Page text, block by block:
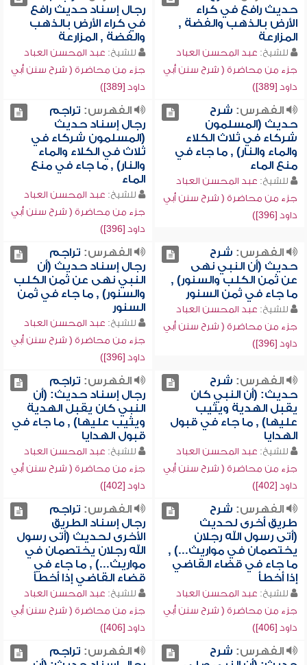
حديث رافع في كراء
الأرض بالذهب والفضة ,
المزارعة
للشيخ: عبد المحسن العباد
جزء من محاضرة ( شرح سنن أبي
داود [389])
رجال إسناد حديث رافع
في كراء الأرض بالذهب
والفضة , المزارعة
للشيخ: عبد المحسن العباد
جزء من محاضرة ( شرح سنن أبي
داود [389])
الفهرس: شرح
حديث (المسلمون
شركاء في ثلاث الكلاء
والماء والنار) , ما جاء في
منع الماء
للشيخ: عبد المحسن العباد
جزء من محاضرة ( شرح سنن أبي
داود [396])
الفهرس: تراجم
رجال إسناد حديث
(المسلمون شركاء في
ثلاث في الكلاء والماء
والنار) , ما جاء في منع
الماء
للشيخ: عبد المحسن العباد
جزء من محاضرة ( شرح سنن أبي
داود [396])
الفهرس: شرح
حديث (أن النبي نهى
عن ثمن الكلب والسنور) ,
ما جاء في ثمن السنور
للشيخ: عبد المحسن العباد
جزء من محاضرة ( شرح سنن أبي
داود [396])
الفهرس: تراجم
رجال إسناد حديث (أن
النبي نهى عن ثمن الكلب
والسنور) , ما جاء في ثمن
السنور
للشيخ: عبد المحسن العباد
جزء من محاضرة ( شرح سنن أبي
داود [396])
الفهرس: شرح
حديث: (أن النبي كان
يقبل الهدية ويثيب
عليها) , ما جاء في قبول
الهدايا
للشيخ: عبد المحسن العباد
جزء من محاضرة ( شرح سنن أبي
داود [402])
الفهرس: تراجم
رجال إسناد حديث: (أن
النبي كان يقبل الهدية
ويثيب عليها) , ما جاء في
قبول الهدايا
للشيخ: عبد المحسن العباد
جزء من محاضرة ( شرح سنن أبي
داود [402])
الفهرس: شرح
طريق أخرى لحديث
(أتى رسول الله رجلان
يختصمان في مواريث...) ,
ما جاء في قضاء القاضي
إذا أخطأ
للشيخ: عبد المحسن العباد
جزء من محاضرة ( شرح سنن أبي
داود [406])
الفهرس: تراجم
رجال إسناد الطريق
الأخرى لحديث (أتى رسول
الله رجلان يختصمان في
مواريث...) , ما جاء في
قضاء القاضي إذا أخطأ
للشيخ: عبد المحسن العباد
جزء من محاضرة ( شرح سنن أبي
داود [406])
الفهرس: شرح
الفهرس: تراجم